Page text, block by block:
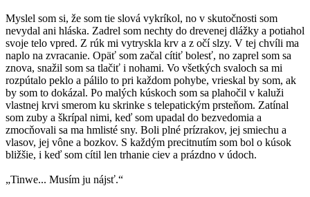
Myslel som si, že som tie slová vykríkol, no v skutočnosti som
nevydal ani hláska. Zadrel som nechty do drevenej dlážky a potiahol
svoje telo vpred. Z rúk mi vytryskla krv a z očí slzy. V tej chvíli ma
naplo na zvracanie. Opäť som začal cítiť bolesť, no zaprel som sa
znova, snažil som sa tlačiť i nohami. Vo všetkých svaloch sa mi
rozpútalo peklo a pálilo to pri každom pohybe, vrieskal by som, ak
by som to dokázal. Po malých kúskoch som sa plahočil v kaluži
vlastnej krvi smerom ku skrinke s telepatickým prsteňom. Zatínal
som zuby a škrípal nimi, keď som upadal do bezvedomia a
zmocňovali sa ma hmlisté sny. Boli plné prízrakov, jej smiechu a
vlasov, jej vône a bozkov. S každým precitnutím som bol o kúsok
bližšie, i keď som cítil len trhanie ciev a prázdno v údoch.
„Tinwe... Musím ju nájsť.“